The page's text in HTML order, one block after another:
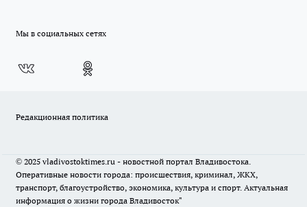
Мы в социальных сетях
Редакционная политика
© 2025 vladivostoktimes.ru - новостной портал Владивостока.
Оперативные новости города: происшествия, криминал, ЖКХ,
транспорт, благоустройство, экономика, культура и спорт. Актуальная
информация о жизни города Владивосток"